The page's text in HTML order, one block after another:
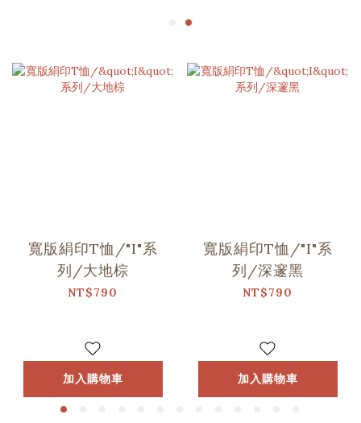
寬版絹印T恤/"I"系
列/大地棕
NT$790
加入購物車
寬版絹印T恤/"I"系
列/深邃黑
NT$790
加入購物車